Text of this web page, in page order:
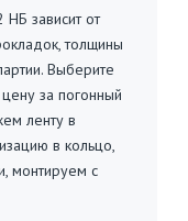
зависит от
толщины
Выберите
за погонный
ленту в
в кольцо,
монтируем с